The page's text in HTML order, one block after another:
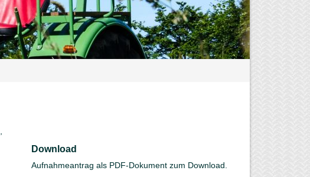
Download
Aufnahmeantrag als PDF-Dokument zum Download.